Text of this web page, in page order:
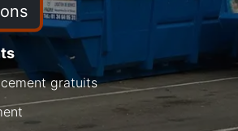
gratuits